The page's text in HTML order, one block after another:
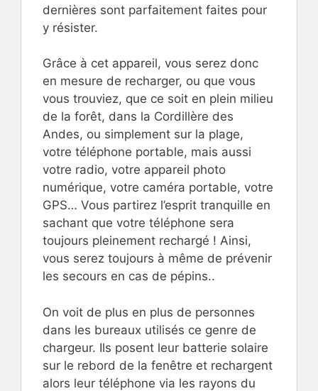
dernières sont parfaitement faites pour
y résister.
Grâce à cet appareil, vous serez donc
en mesure de recharger, ou que vous
vous trouviez, que ce soit en plein milieu
de la forêt, dans la Cordillère des
Andes, ou simplement sur la plage,
votre téléphone portable, mais aussi
votre radio, votre appareil photo
numérique, votre caméra portable, votre
GPS… Vous partirez l’esprit tranquille en
sachant que votre téléphone sera
toujours pleinement rechargé ! Ainsi,
vous serez toujours à même de prévenir
les secours en cas de pépins..
On voit de plus en plus de personnes
dans les bureaux utilisés ce genre de
chargeur. Ils posent leur batterie solaire
sur le rebord de la fenêtre et rechargent
alors leur téléphone via les rayons du